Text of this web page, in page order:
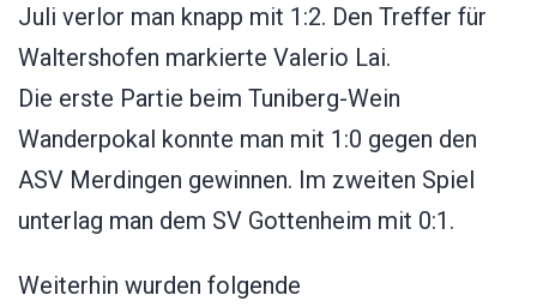
Juli verlor man knapp mit 1:2. Den Treffer für
Waltershofen markierte Valerio Lai.
Die erste Partie beim Tuniberg-Wein
Wanderpokal konnte man mit 1:0 gegen den
ASV Merdingen gewinnen. Im zweiten Spiel
unterlag man dem SV Gottenheim mit 0:1.
Weiterhin wurden folgende